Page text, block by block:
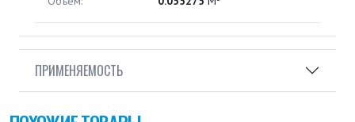
ПРИМЕНЯЕМОСТЬ